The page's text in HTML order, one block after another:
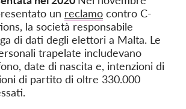
GDPRhub
un reclamo contro C-
la società responsabile
di dati degli elettori a Malta. Le
trapelate includevano
date di nascita e, intenzioni di
di partito di oltre 330.000